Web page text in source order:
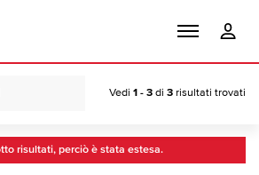
Vedi 1 - 3 di 3 risultati trovati
risultati, perciò è stata estesa.